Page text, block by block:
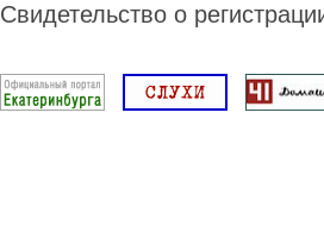
Свидетельство о